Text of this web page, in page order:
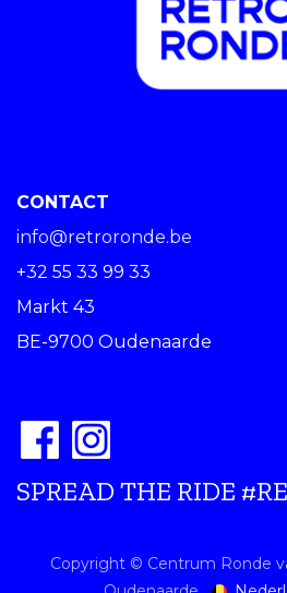
CONTACT
info@retroronde.be
+32 55 33 99 33
Markt 43
BE-9700 Oudenaarde
SPREAD THE RIDE
Copyright © Centrum Ronde